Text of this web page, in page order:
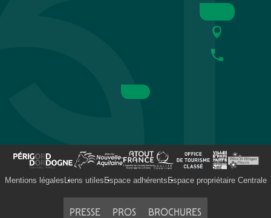
Mentions légales Liens utiles Espace adhérents Espace propriétaire Centrale
PRESSE PROS BROCHURES